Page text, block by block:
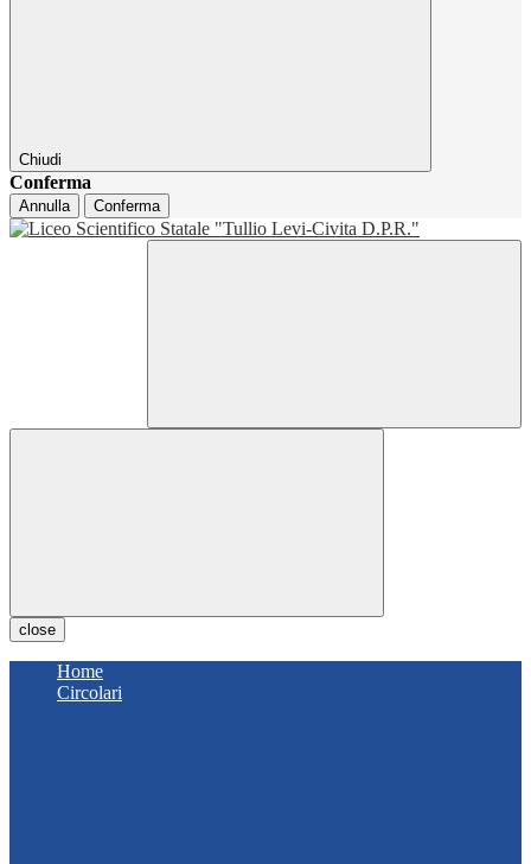
Chiudi
Conferma
Annulla Conferma
close
Home
Circolari